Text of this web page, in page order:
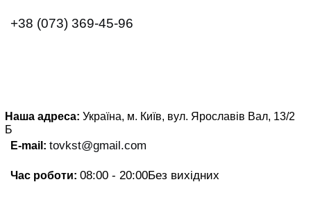
+38 (073) 369-45-96
Наша адреса: Україна, м. Київ, вул. Ярославів Вал, 13/2
Б
E-mail: tovkst@gmail.com
Час роботи: 08:00 - 20:00Без вихідних